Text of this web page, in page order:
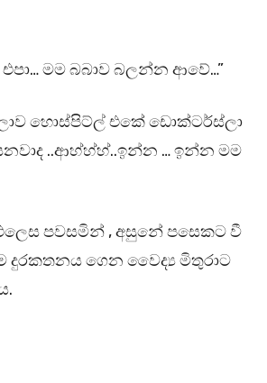
මම බබාව බලන්න ආවේ…”
හොස්පිට්ල් එකේ ඩොක්ටර්ස්ලා
..ආහ්හ්හ්..ඉන්න … ඉන්න මම
පවසමින් , අසුනේ පසෙකට වී
දුරකතනය ගෙන වෛද්‍ය මිතුරාට